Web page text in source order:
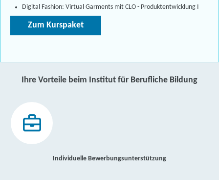
Digital Fashion: Virtual Garments mit CLO - Produktentwicklung I
Zum Kurspaket
Ihre Vorteile beim Institut für Berufliche Bildung
Individuelle Bewerbungsunterstützung